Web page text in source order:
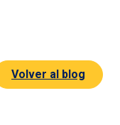
Volver al blog